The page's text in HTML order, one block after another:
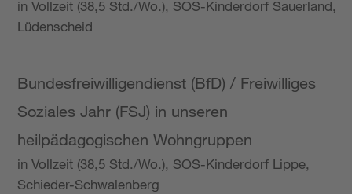
in Vollzeit (38,5 Std./Wo.), SOS-Kinderdorf Sauerland,
Lüdenscheid
Bundesfreiwilligendienst (BfD) / Freiwilliges
Soziales Jahr (FSJ) in unseren
heilpädagogischen Wohngruppen
in Vollzeit (38,5 Std./Wo.), SOS-Kinderdorf Lippe,
Schieder-Schwalenberg